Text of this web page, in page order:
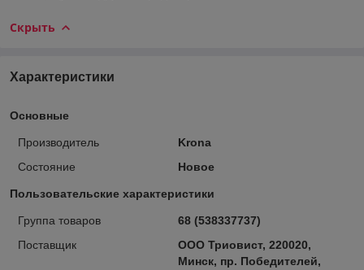
Скрыть
Характеристики
Основные
Производитель
Krona
Состояние
Новое
Пользовательские характеристики
Группа товаров
68 (538337737)
Поставщик
ООО Триовист, 220020,
Минск, пр. Победителей,